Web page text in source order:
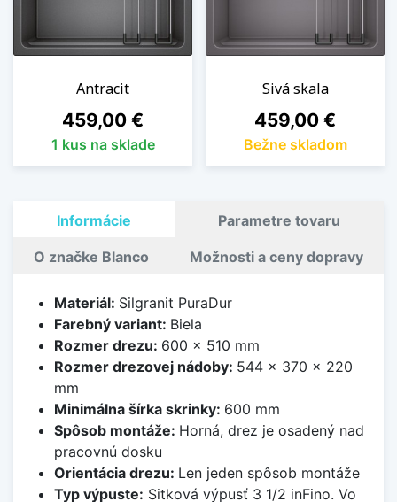
Antracit
Cena
459,00 €
1 kus na sklade
Sivá skala
Cena
459,00 €
Bežne skladom
Informácie Parametre tovaru
O značke Blanco Možnosti a ceny dopravy
Materiál: Silgranit PuraDur
Farebný variant: Biela
Rozmer drezu: 600 x 510 mm
Rozmer drezovej nádoby: 544 x 370 x 220
mm
Minimálna šírka skrinky: 600 mm
Spôsob montáže: Horná, drez je osadený nad
pracovnú dosku
Orientácia drezu: Len jeden spôsob montáže
Typ výpuste: Sitková výpusť 3 1/2 inFino. Vo